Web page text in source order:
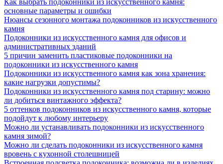
Как выбрать подоконники из искусственного камня:
основные параметры и ошибки
Нюансы сезонного монтажа подоконников из искусственного
камня
Подоконники из искусственного камня для офисов и
административных зданий
5 причин заменить пластиковые подоконники на
подоконники из искусственного камня
Подоконники из искусственного камня как зона хранения:
какие нагрузки допустимы?
Подоконники из искусственного камня под старину: можно
ли добиться винтажного эффекта?
5 оттенков подоконников из искусственного камня, которые
подойдут к любому интерьеру
Можно ли устанавливать подоконники из искусственного
камня зимой?
Можно ли сделать подоконники из искусственного камня
вровень с кухонной столешницей